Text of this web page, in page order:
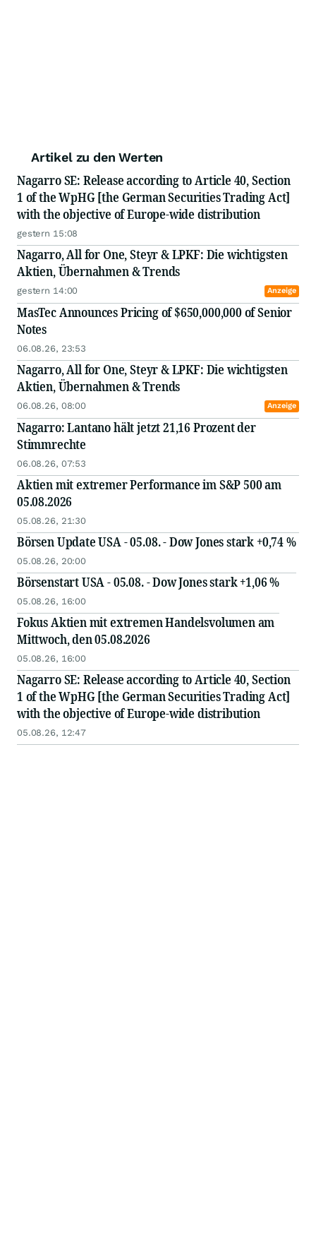
Artikel zu den Werten
Nagarro SE: Release according to Article 40, Section
1 of the WpHG [the German Securities Trading Act]
with the objective of Europe-wide distribution
gestern 15:08
Nagarro, All for One, Steyr & LPKF: Die wichtigsten
Aktien, Übernahmen & Trends
gestern 14:00 Anzeige
MasTec Announces Pricing of $650,000,000 of Senior
Notes
06.08.26, 23:53
Nagarro, All for One, Steyr & LPKF: Die wichtigsten
Aktien, Übernahmen & Trends
06.08.26, 08:00 Anzeige
Nagarro: Lantano hält jetzt 21,16 Prozent der
Stimmrechte
06.08.26, 07:53
Aktien mit extremer Performance im S&P 500 am
05.08.2026
05.08.26, 21:30
Börsen Update USA - 05.08. - Dow Jones stark +0,74 %
05.08.26, 20:00
Börsenstart USA - 05.08. - Dow Jones stark +1,06 %
05.08.26, 16:00
Fokus Aktien mit extremen Handelsvolumen am
Mittwoch, den 05.08.2026
05.08.26, 16:00
Nagarro SE: Release according to Article 40, Section
1 of the WpHG [the German Securities Trading Act]
with the objective of Europe-wide distribution
05.08.26, 12:47